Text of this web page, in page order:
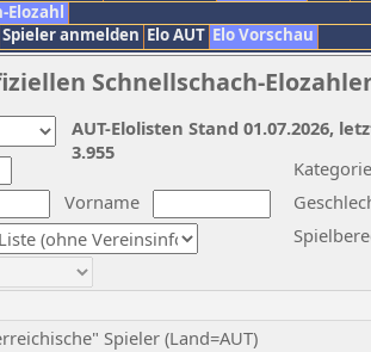
Elozahl
Spieler anmelden Elo AUT Elo Vorschau
Schnellschach-
Vorname
Kategorie
Spieler (Land=AUT)
AUT-Elolisten Stand 01.07.2026,
3.955